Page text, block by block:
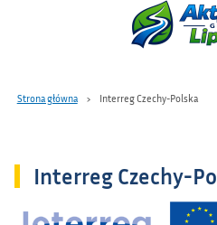
Strona główna Interreg Czechy-Polska
Interreg Czechy-